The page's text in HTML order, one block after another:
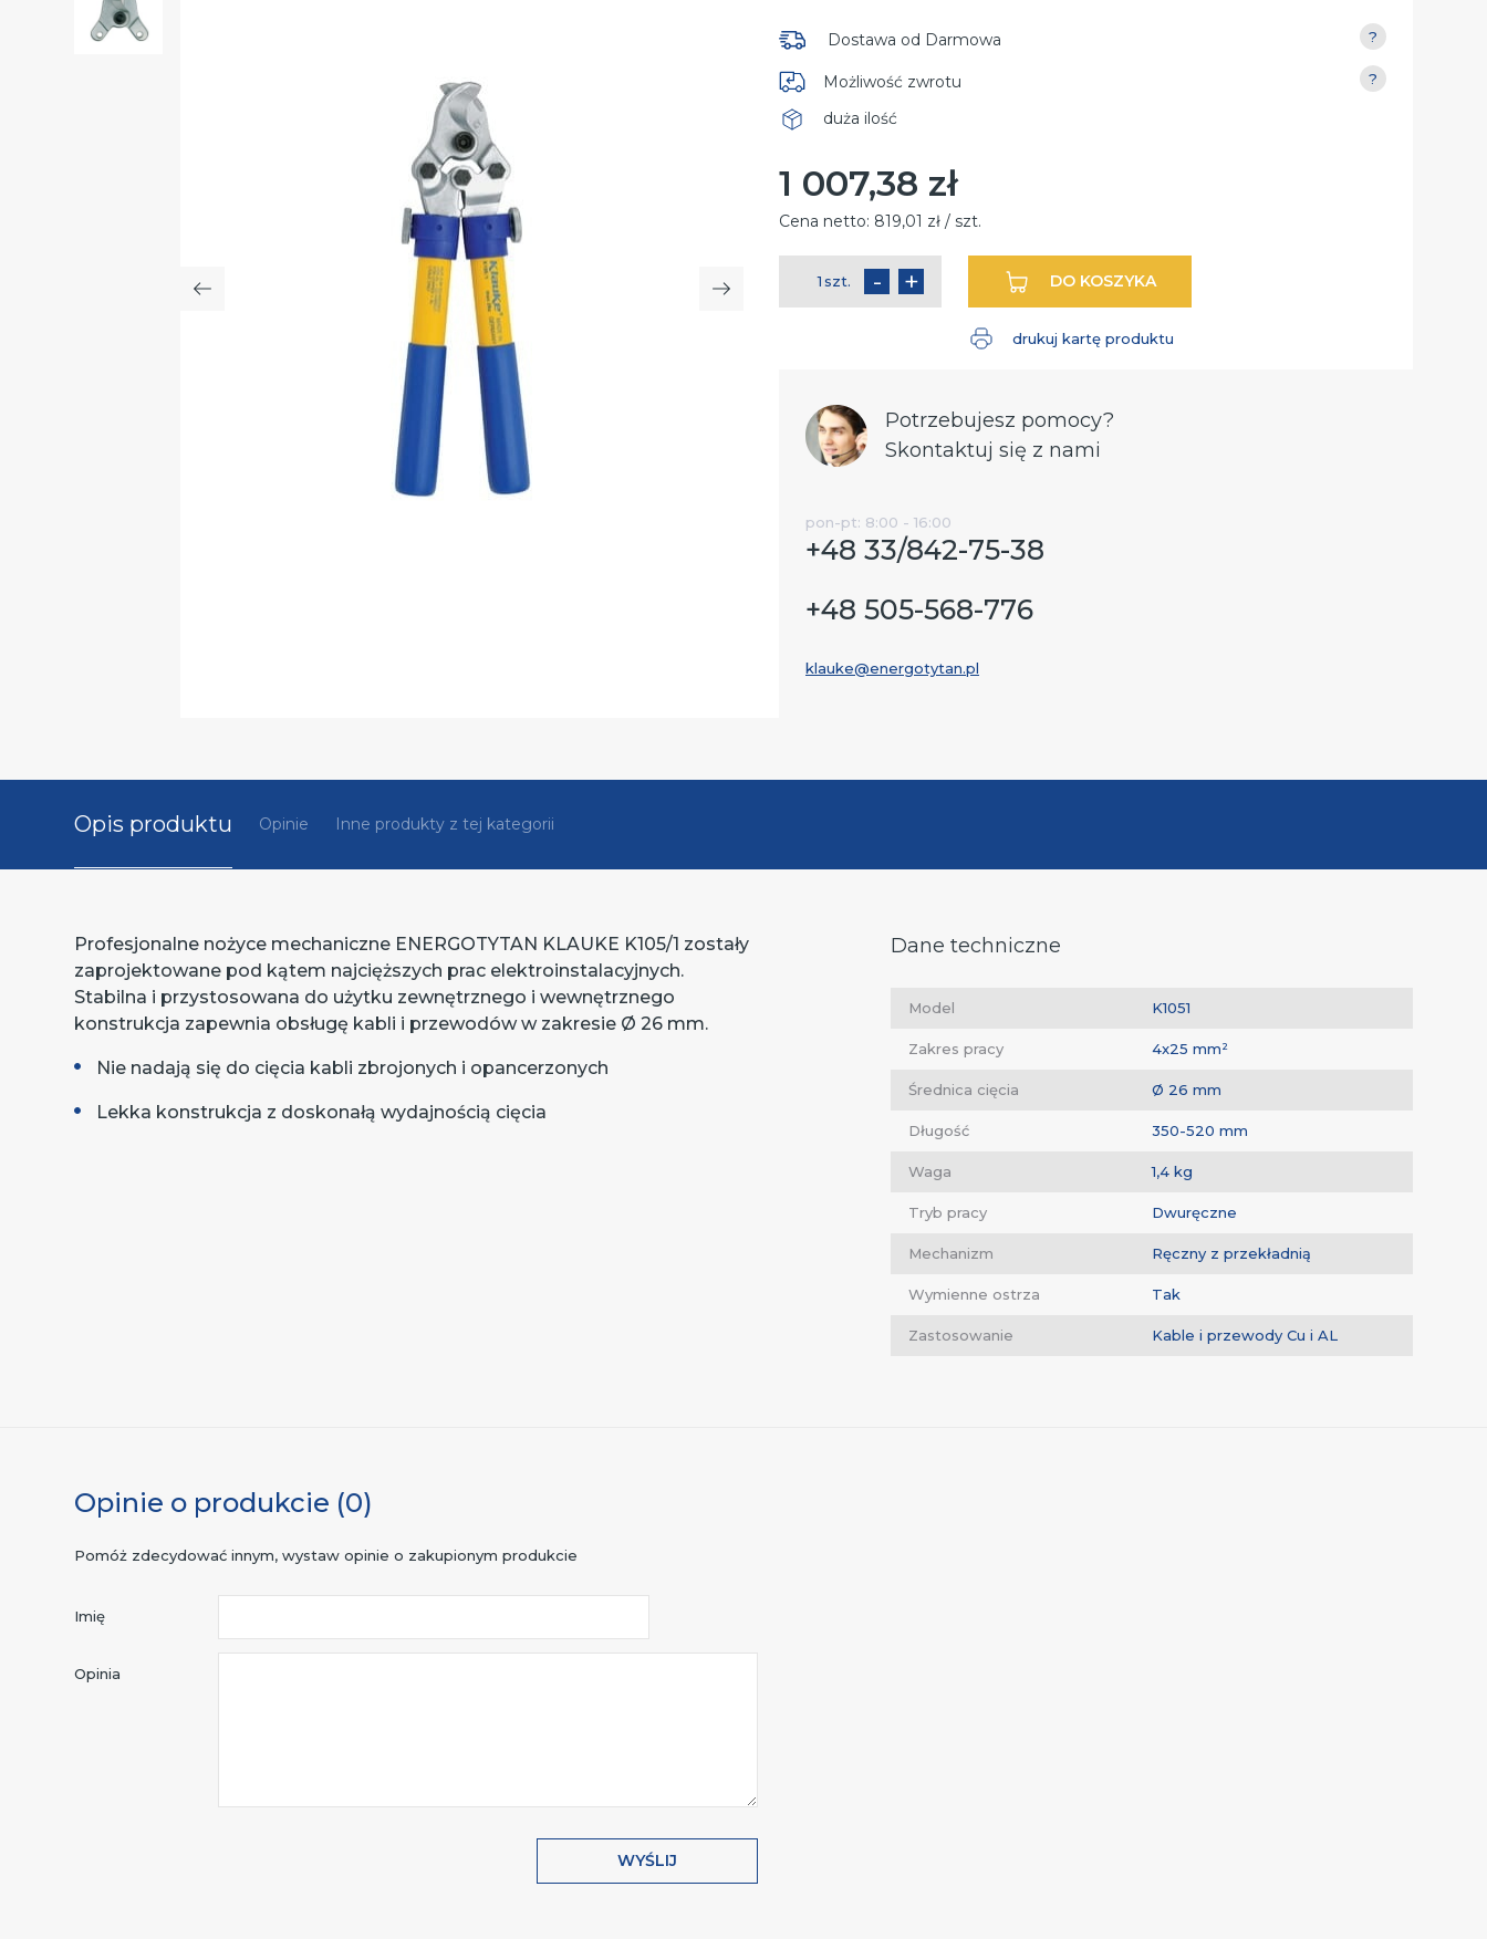
Następny
Dostawa od Darmowa
Możliwość zwrotu
Dostępność
duża ilość
Cena:
1 007,38 zł
Cena netto: 819,01 zł / szt.
ilośćszt. - + DO KOSZYKA
drukuj kartę produktu
Potrzebujesz pomocy?
Skontaktuj się z nami
pon-pt: 8:00 - 16:00
+48 33/842-75-38
+48 505-568-776
klauke@energotytan.pl
Opis produktu Opinie Inne produkty z tej kategorii
Profesjonalne nożyce mechaniczne ENERGOTYTAN KLAUKE K105/1 zostały
zaprojektowane pod kątem najcięższych prac elektroinstalacyjnych.
Stabilna i przystosowana do użytku zewnętrznego i wewnętrznego
konstrukcja zapewnia obsługę kabli i przewodów w zakresie Ø 26 mm.
Nie nadają się do cięcia kabli zbrojonych i opancerzonych
Lekka konstrukcja z doskonałą wydajnością cięcia
Dane techniczne
Model K1051
Zakres pracy 4x25 mm²
Średnica cięcia Ø 26 mm
Długość 350-520 mm
Waga 1,4 kg
Tryb pracy Dwuręczne
Mechanizm Ręczny z przekładnią
Wymienne ostrza Tak
Zastosowanie Kable i przewody Cu i AL
Opinie o produkcie (0)
Pomóż zdecydować innym, wystaw opinie o zakupionym produkcie
Imię
Opinia
WYŚLIJ